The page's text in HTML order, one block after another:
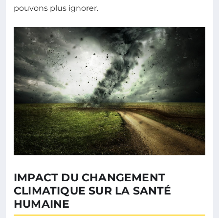
pouvons plus ignorer.
IMPACT DU CHANGEMENT
CLIMATIQUE SUR LA SANTÉ
HUMAINE